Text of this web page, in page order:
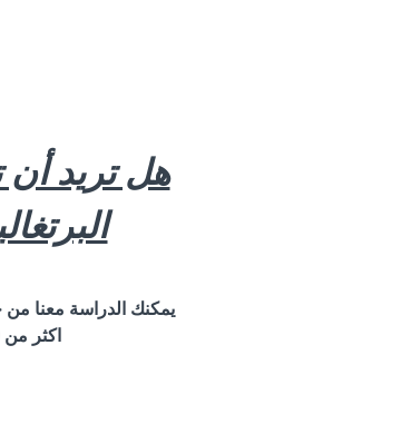
هل تريد
يمكنك الدراسة معنا من
اكثر من 100 ساعة من دروس الفيديو